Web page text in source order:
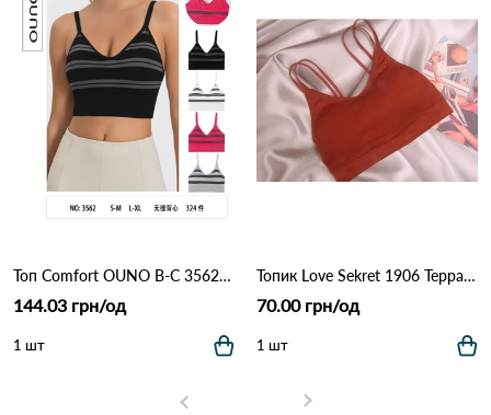
Топ Comfort OUNO B-C 3562 Різні кольори
144.03 грн/од
1 шт
Топик Love Sekret 1906 Терракота
70.00 грн/од
1 шт